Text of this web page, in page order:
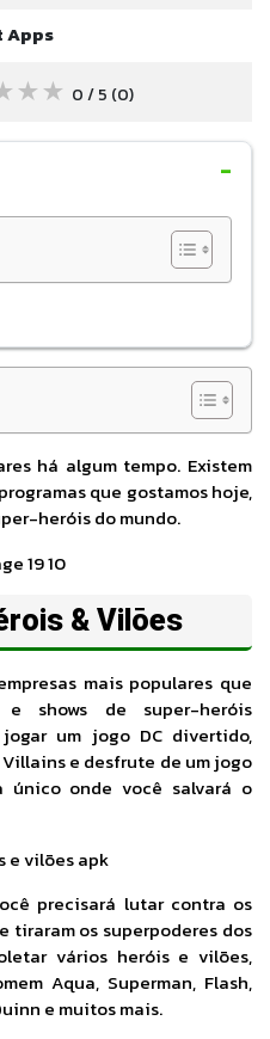
Apps
★ ★ 0 / 5 (0)
há algum tempo. Existem
que gostamos hoje,
heróis do mundo.
& Vilōes
mais populares que
shows de super-heróis
um jogo DC divertido,
e desfrute de um jogo
único onde você salvará o
precisará lutar contra os
os superpoderes dos
vários heróis e vilões,
Aqua, Superman, Flash,
e muitos mais.